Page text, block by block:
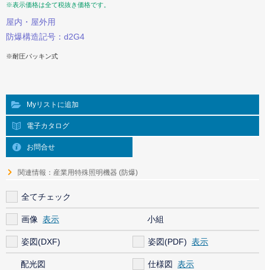
※表示価格は全て税抜き価格です。
屋内・屋外用
防爆構造記号：d2G4
※耐圧パッキン式
Myリストに追加
電子カタログ
お問合せ
関連情報：産業用特殊照明機器 (防爆)
全てチェック
画像 小組
姿図(DXF) 姿図(PDF)
配光図 仕様図